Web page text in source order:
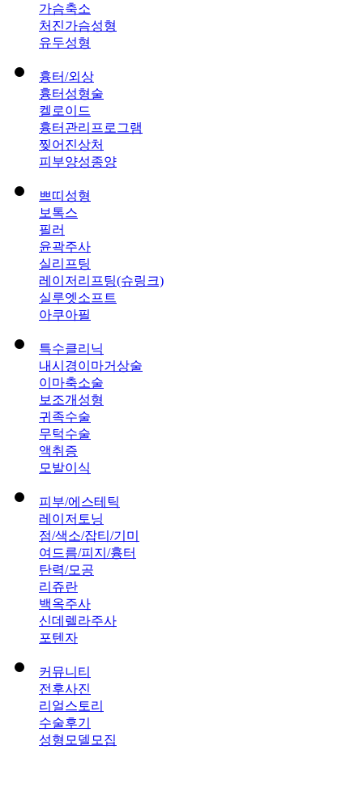
가슴축소
처진가슴성형
유두성형
흉터/외상
흉터성형술
켈로이드
흉터관리프로그램
찢어진상처
피부양성종양
쁘띠성형
보톡스
필러
윤곽주사
실리프팅
레이저리프팅(슈링크)
실루엣소프트
아쿠아필
특수클리닉
내시경이마거상술
이마축소술
보조개성형
귀족수술
무턱수술
액취증
모발이식
피부/에스테틱
레이저토닝
점/색소/잡티/기미
여드름/피지/흉터
탄력/모공
리쥬란
백옥주사
신데렐라주사
포텐자
커뮤니티
전후사진
리얼스토리
수술후기
성형모델모집